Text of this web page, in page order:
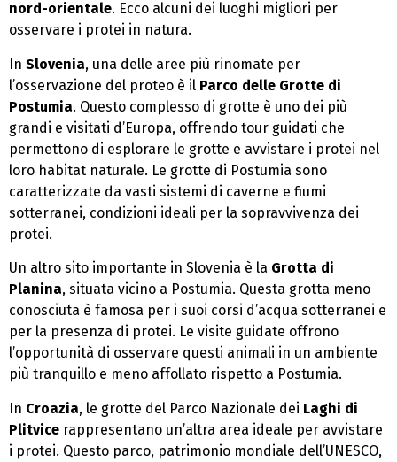
nord-orientale. Ecco alcuni dei luoghi migliori per
osservare i protei in natura.
In Slovenia, una delle aree più rinomate per
l’osservazione del proteo è il Parco delle Grotte di
Postumia. Questo complesso di grotte è uno dei più
grandi e visitati d’Europa, offrendo tour guidati che
permettono di esplorare le grotte e avvistare i protei nel
loro habitat naturale. Le grotte di Postumia sono
caratterizzate da vasti sistemi di caverne e fiumi
sotterranei, condizioni ideali per la sopravvivenza dei
protei.
Un altro sito importante in Slovenia è la Grotta di
Planina, situata vicino a Postumia. Questa grotta meno
conosciuta è famosa per i suoi corsi d’acqua sotterranei e
per la presenza di protei. Le visite guidate offrono
l’opportunità di osservare questi animali in un ambiente
più tranquillo e meno affollato rispetto a Postumia.
In Croazia, le grotte del Parco Nazionale dei Laghi di
Plitvice rappresentano un’altra area ideale per avvistare
i protei. Questo parco, patrimonio mondiale dell’UNESCO,